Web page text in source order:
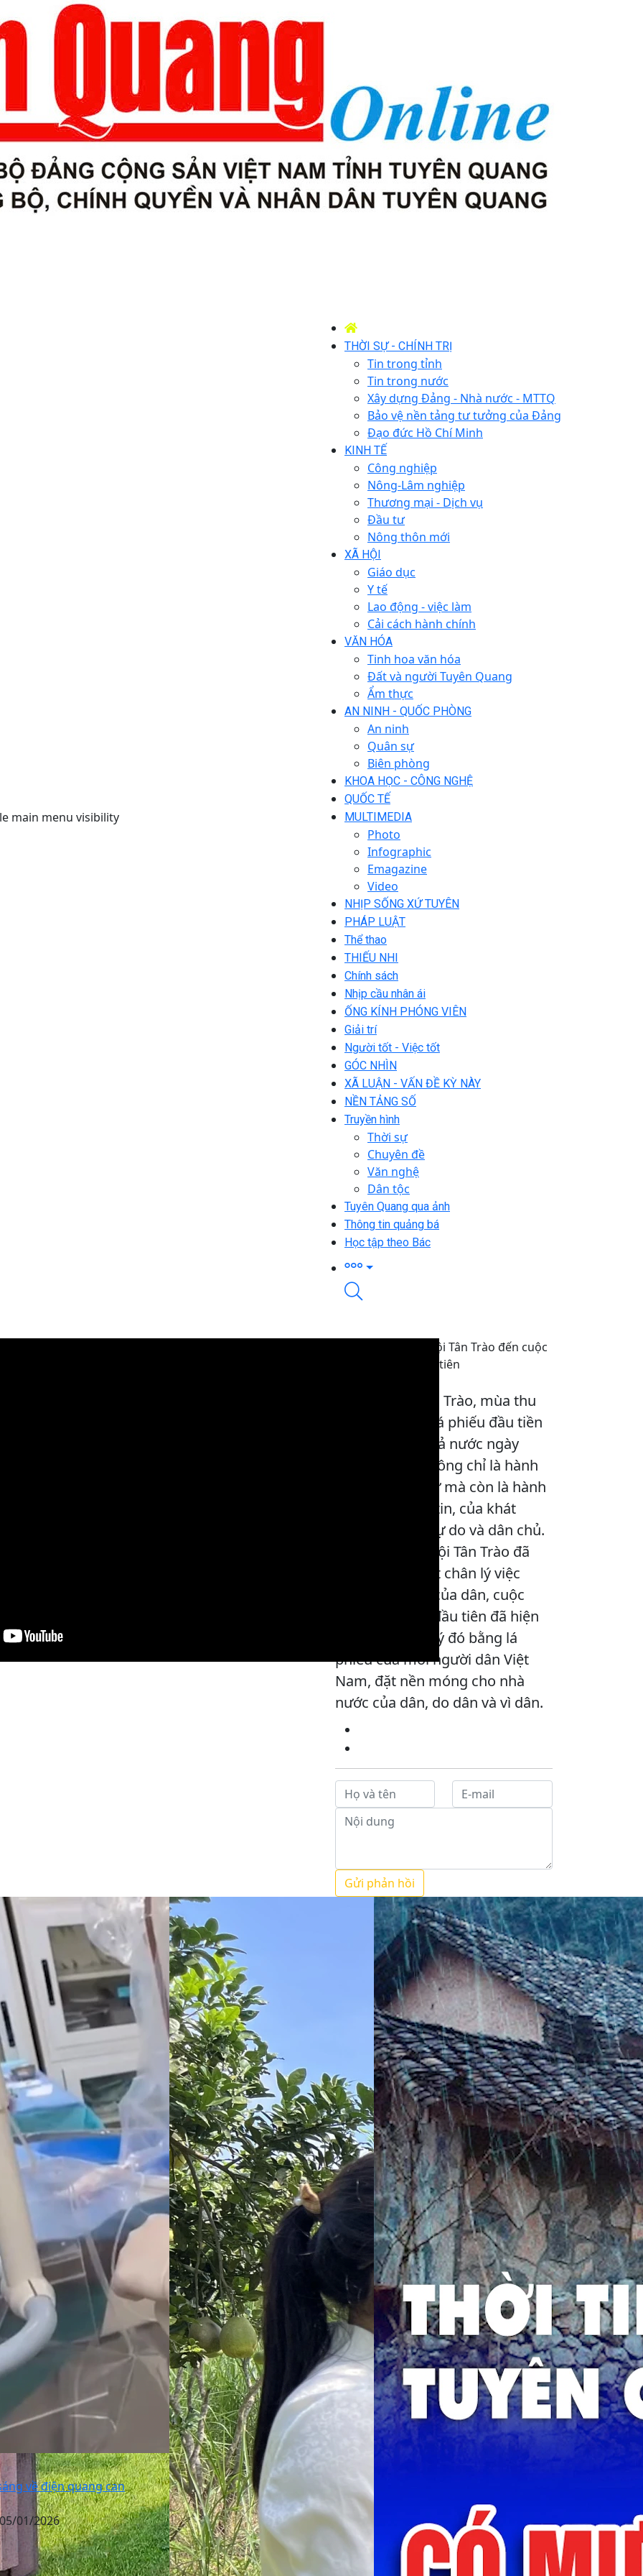
main menu visibility
THỜI SỰ - CHÍNH TRỊ
Tin trong tỉnh
Tin trong nước
Xây dựng Đảng - Nhà nước - MTTQ
Bảo vệ nền tảng tư tưởng của Đảng
Đạo đức Hồ Chí Minh
KINH TẾ
Công nghiệp
Nông-Lâm nghiệp
Thương mại - Dịch vụ
Đầu tư
Nông thôn mới
XÃ HỘI
Giáo dục
Y tế
Lao động - việc làm
Cải cách hành chính
VĂN HÓA
Tinh hoa văn hóa
Đất và người Tuyên Quang
Ẩm thực
AN NINH - QUỐC PHÒNG
An ninh
Quân sự
Biên phòng
KHOA HỌC - CÔNG NGHỆ
QUỐC TẾ
MULTIMEDIA
Photo
Infographic
Emagazine
Video
NHỊP SỐNG XỨ TUYÊN
PHÁP LUẬT
Thể thao
THIẾU NHI
Chính sách
Nhịp cầu nhân ái
ỐNG KÍNH PHÓNG VIÊN
Giải trí
Người tốt - Việc tốt
GÓC NHÌN
XÃ LUẬN - VẤN ĐỀ KỲ NÀY
NỀN TẢNG SỐ
Truyền hình
Thời sự
Chuyên đề
Văn nghệ
Dân tộc
Tuyên Quang qua ảnh
Thông tin quảng bá
Học tập theo Bác
Từ Quốc dân Đại hội Tân Trào đến cuộc
Tổng tuyển cử đầu tiên
Từ mái đình Tân Trào, mùa thu
năm 1945 đến lá phiếu đầu tiền
của Nhân dân cả nước ngày
6/1/1946, đó không chỉ là hành
trình của lịch sử mà còn là hành
trình của niềm tin, của khát
vọng, độc lập, tự do và dân chủ.
Quốc dân Đại hội Tân Trào đã
khẳng định một chân lý việc
nước ta là việc của dân, cuộc
Tổng tuyển cử đầu tiên đã hiện
thực hóa chân lý đó bằng lá
phiếu của mỗi người dân Việt
Nam, đặt nền móng cho nhà
nước của dân, do dân và vì dân.
Gửi phản hồi
về điện quang can
01/2026